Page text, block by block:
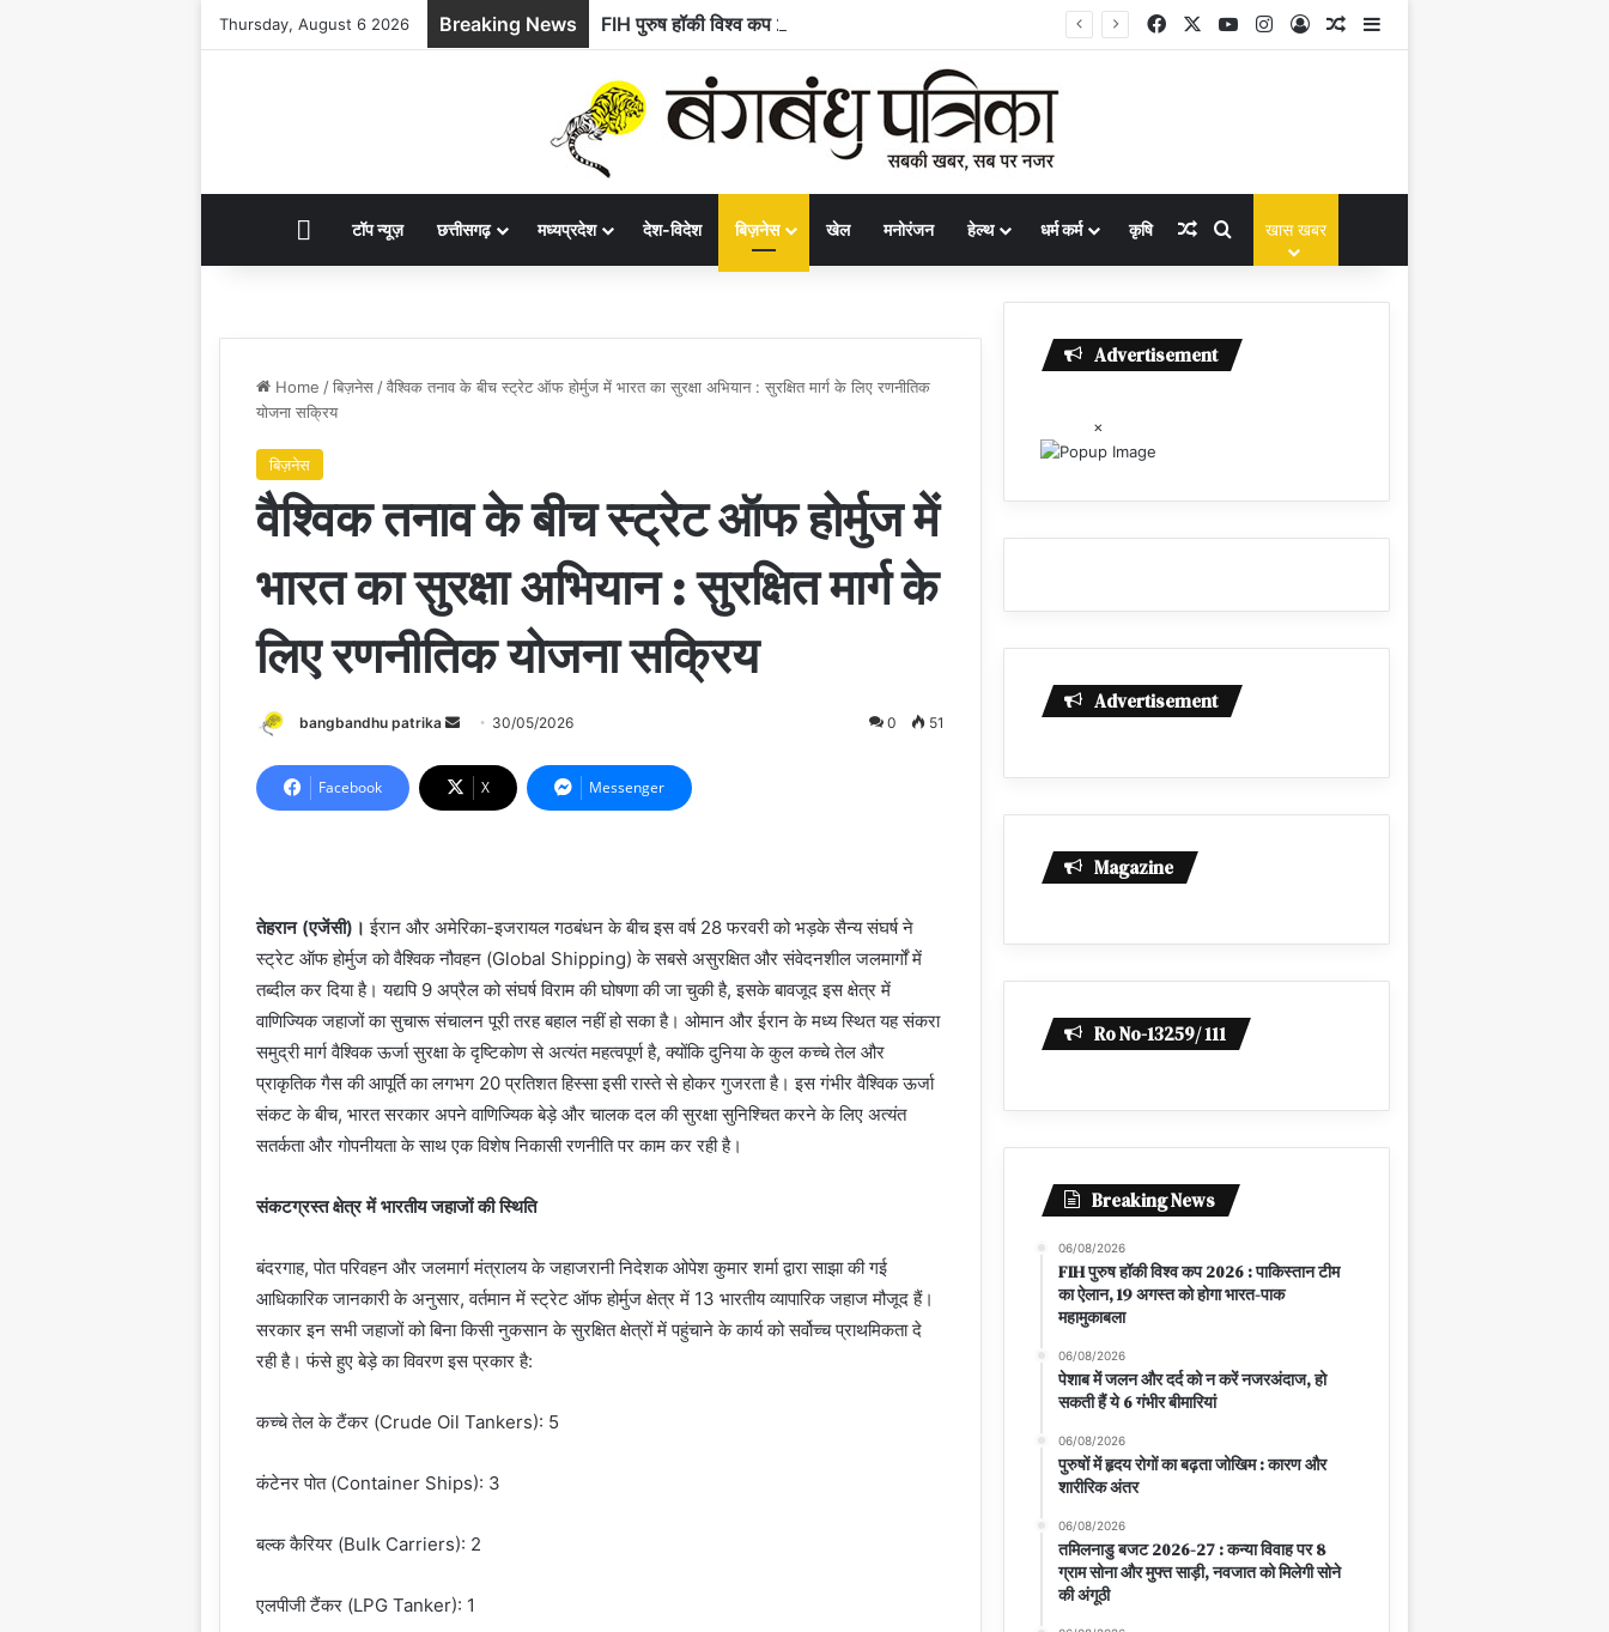
Thursday, August 6 2026 Breaking News FacebookYouTubeInstagram
Log InRandom Article
Sidebar
HOMEटॉप न्यूज़ छत्तीसगढ़ मध्यप्रदेश देश-विदेश बिज़नेस खेल मनोरंजन हेल्थ धर्म कर्म कृषि Random Article
Search for
खास खबर
Home /बिज़नेस /वैश्विक तनाव के बीच स्ट्रेट ऑफ होर्मुज में भारत का सुरक्षा अभियान : सुरक्षित मार्ग के लिए रणनीतिक
योजना सक्रिय
बिज़नेस
वैश्विक तनाव के बीच स्ट्रेट ऑफ होर्मुज में
भारत का सुरक्षा अभियान : सुरक्षित मार्ग के
लिए रणनीतिक योजना सक्रिय
bangbandhu patrika
Send
email
30/05/2026 0 51
Facebook X Messenger
तेहरान (एजेंसी)।ईरान और अमेरिका-इजरायल गठबंधन के बीच इस वर्ष 28 फरवरी को भड़के सैन्य संघर्ष ने
स्ट्रेट ऑफ होर्मुज को वैश्विक नौवहन (Global Shipping) के सबसे असुरक्षित और संवेदनशील जलमार्गों में
तब्दील कर दिया है। यद्यपि 9 अप्रैल को संघर्ष विराम की घोषणा की जा चुकी है, इसके बावजूद इस क्षेत्र में
वाणिज्यिक जहाजों का सुचारू संचालन पूरी तरह बहाल नहीं हो सका है। ओमान और ईरान के मध्य स्थित यह संकरा
समुद्री मार्ग वैश्विक ऊर्जा सुरक्षा के दृष्टिकोण से अत्यंत महत्वपूर्ण है, क्योंकि दुनिया के कुल कच्चे तेल और
प्राकृतिक गैस की आपूर्ति का लगभग 20 प्रतिशत हिस्सा इसी रास्ते से होकर गुजरता है। इस गंभीर वैश्विक ऊर्जा
संकट के बीच, भारत सरकार अपने वाणिज्यिक बेड़े और चालक दल की सुरक्षा सुनिश्चित करने के लिए अत्यंत
सतर्कता और गोपनीयता के साथ एक विशेष निकासी रणनीति पर काम कर रही है।
संकटग्रस्त क्षेत्र में भारतीय जहाजों की स्थिति
बंदरगाह, पोत परिवहन और जलमार्ग मंत्रालय के जहाजरानी निदेशक ओपेश कुमार शर्मा द्वारा साझा की गई
आधिकारिक जानकारी के अनुसार, वर्तमान में स्ट्रेट ऑफ होर्मुज क्षेत्र में 13 भारतीय व्यापारिक जहाज मौजूद हैं।
सरकार इन सभी जहाजों को बिना किसी नुकसान के सुरक्षित क्षेत्रों में पहुंचाने के कार्य को सर्वोच्च प्राथमिकता दे
रही है। फंसे हुए बेड़े का विवरण इस प्रकार है:
कच्चे तेल के टैंकर (Crude Oil Tankers): 5
कंटेनर पोत (Container Ships): 3
बल्क कैरियर (Bulk Carriers): 2
एलपीजी टैंकर (LPG Tanker): 1
Advertisement
×
Advertisement
Magazine
Ro No-13259/ 111
Breaking News
06/08/2026
FIH पुरुष हॉकी विश्व कप 2026 : पाकिस्तान टीम
का ऐलान, 19 अगस्त को होगा भारत-पाक
महामुकाबला
06/08/2026
पेशाब में जलन और दर्द को न करें नजरअंदाज, हो
सकती हैं ये 6 गंभीर बीमारियां
06/08/2026
पुरुषों में हृदय रोगों का बढ़ता जोखिम : कारण और
शारीरिक अंतर
06/08/2026
तमिलनाडु बजट 2026-27 : कन्या विवाह पर 8
ग्राम सोना और मुफ्त साड़ी, नवजात को मिलेगी सोने
की अंगूठी